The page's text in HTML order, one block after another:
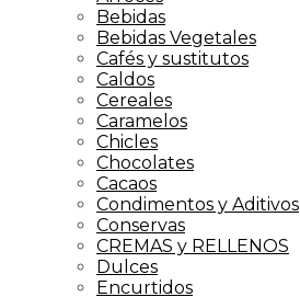
Bebidas
Bebidas Vegetales
Cafés y sustitutos
Caldos
Cereales
Caramelos
Chicles
Chocolates
Cacaos
Condimentos y Aditivos
Conservas
CREMAS y RELLENOS
Dulces
Encurtidos